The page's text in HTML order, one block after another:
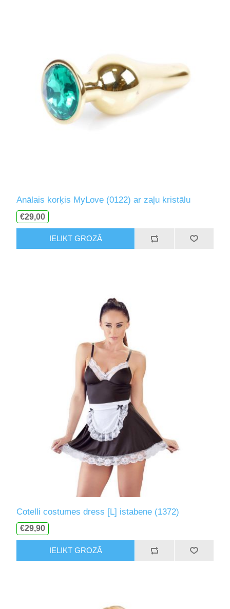
Anālais korķis MyLove (0122) ar zaļu kristālu
€29,00
IELIKT GROZĀ
Cotelli costumes dress [L] istabene (1372)
€29,90
IELIKT GROZĀ